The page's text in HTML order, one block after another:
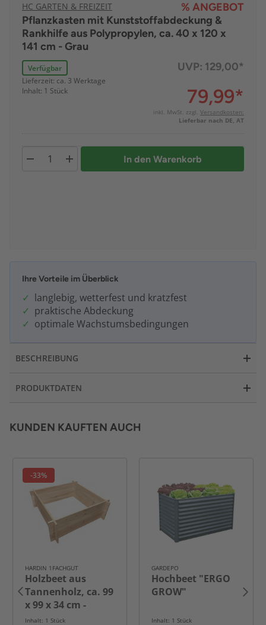
HC GARTEN & FREIZEIT
% ANGEBOT
Pflanzkasten mit Kunststoffabdeckung &
Rankhilfe aus Polypropylen, ca. 40 x 120 x
141 cm - Grau
Verfügbar
Lieferzeit: ca. 3 Werktage
Inhalt: 1 Stück
UVP: 129,00*
79,99*
inkl. MwSt. zzgl. Versandkosten:
Lieferbar nach DE, AT
In den Warenkorb
Ihre Vorteile im Überblick
langlebig, wetterfest und kratzfest
praktische Abdeckung
optimale Wachstumsbedingungen
BESCHREIBUNG
PRODUKTDATEN
KUNDEN KAUFTEN AUCH
-33%
HARDIN 1FACHGUT
Holzbeet aus
Tannenholz, ca. 99
x 99 x 34 cm -
Natur
Inhalt: 1 Stück
GARDEPO
Hochbeet "ERGO
GROW"
Inhalt: 1 Stück